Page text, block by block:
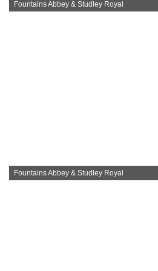
Fountains Abbey & Studley Royal
Fountains Abbey & Studley Royal